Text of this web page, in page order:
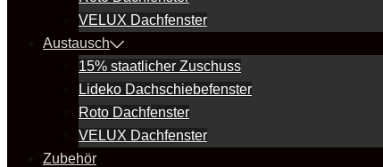
VELUX Dachfenster
Austausch
15% staatlicher Zuschuss
Lideko Dachschiebefenster
Roto Dachfenster
VELUX Dachfenster
Zubehör